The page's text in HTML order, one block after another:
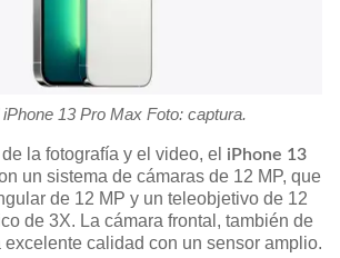
13 Pro Max Foto: captura.
la fotografía y el video, el iPhone 13
un sistema de cámaras de 12 MP, que
de 12 MP y un teleobjetivo de 12
de 3X. La cámara frontal, también de
excelente calidad con un sensor amplio.